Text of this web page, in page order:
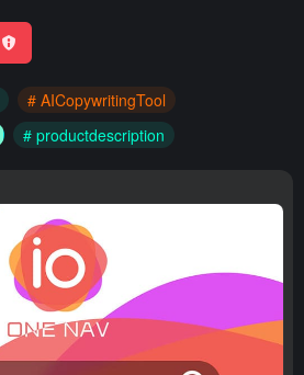
# AICopywritingTool
# productdescription